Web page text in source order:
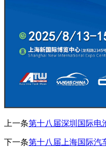
上一条第十八届深圳国际电
下一条第十八届上海国际汽